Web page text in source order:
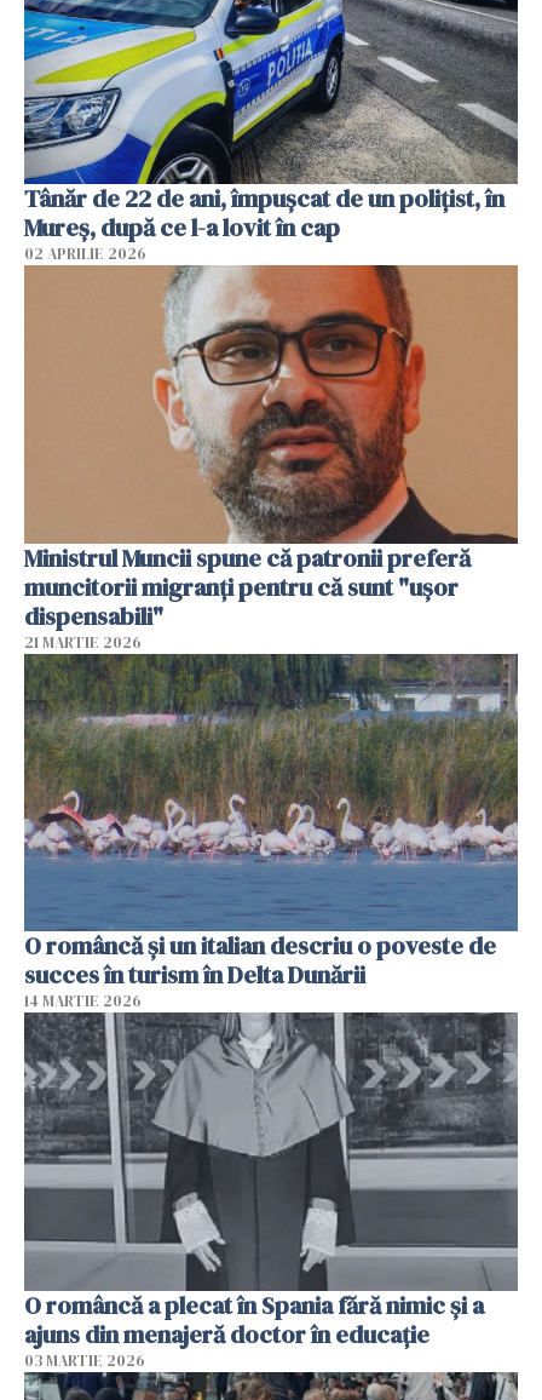
Tânăr de 22 de ani, împușcat de un polițist, în
Mureș, după ce l-a lovit în cap
02 APRILIE 2026
Ministrul Muncii spune că patronii preferă
muncitorii migranți pentru că sunt "uşor
dispensabili"
21 MARTIE 2026
O româncă și un italian descriu o poveste de
succes în turism în Delta Dunării
14 MARTIE 2026
O româncă a plecat în Spania fără nimic și a
ajuns din menajeră doctor în educație
03 MARTIE 2026